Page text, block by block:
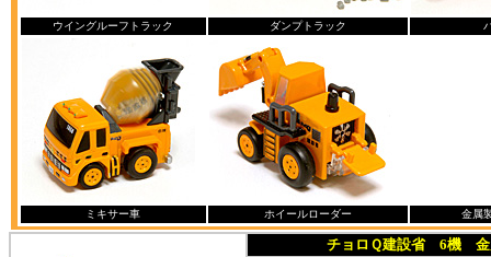
ウイングルーフトラック ダンプトラック
ミキサー車 ホイールローダー 金属
チョロＱ建設省 6機 金